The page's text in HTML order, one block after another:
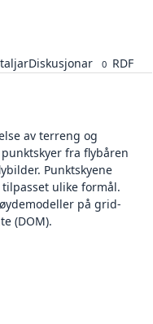
Diskusjonar 0 RDF
av terreng og
fra flybåren
Punktskyene
ulike formål.
på grid-
(DOM).